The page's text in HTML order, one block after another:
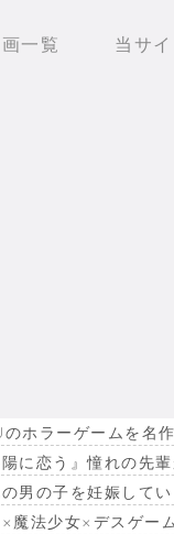
一覧 当サ
まう
のホラーゲームを名
陽に恋う』憧れの先
』
の男の子を妊娠して
魔法少女×デスゲー